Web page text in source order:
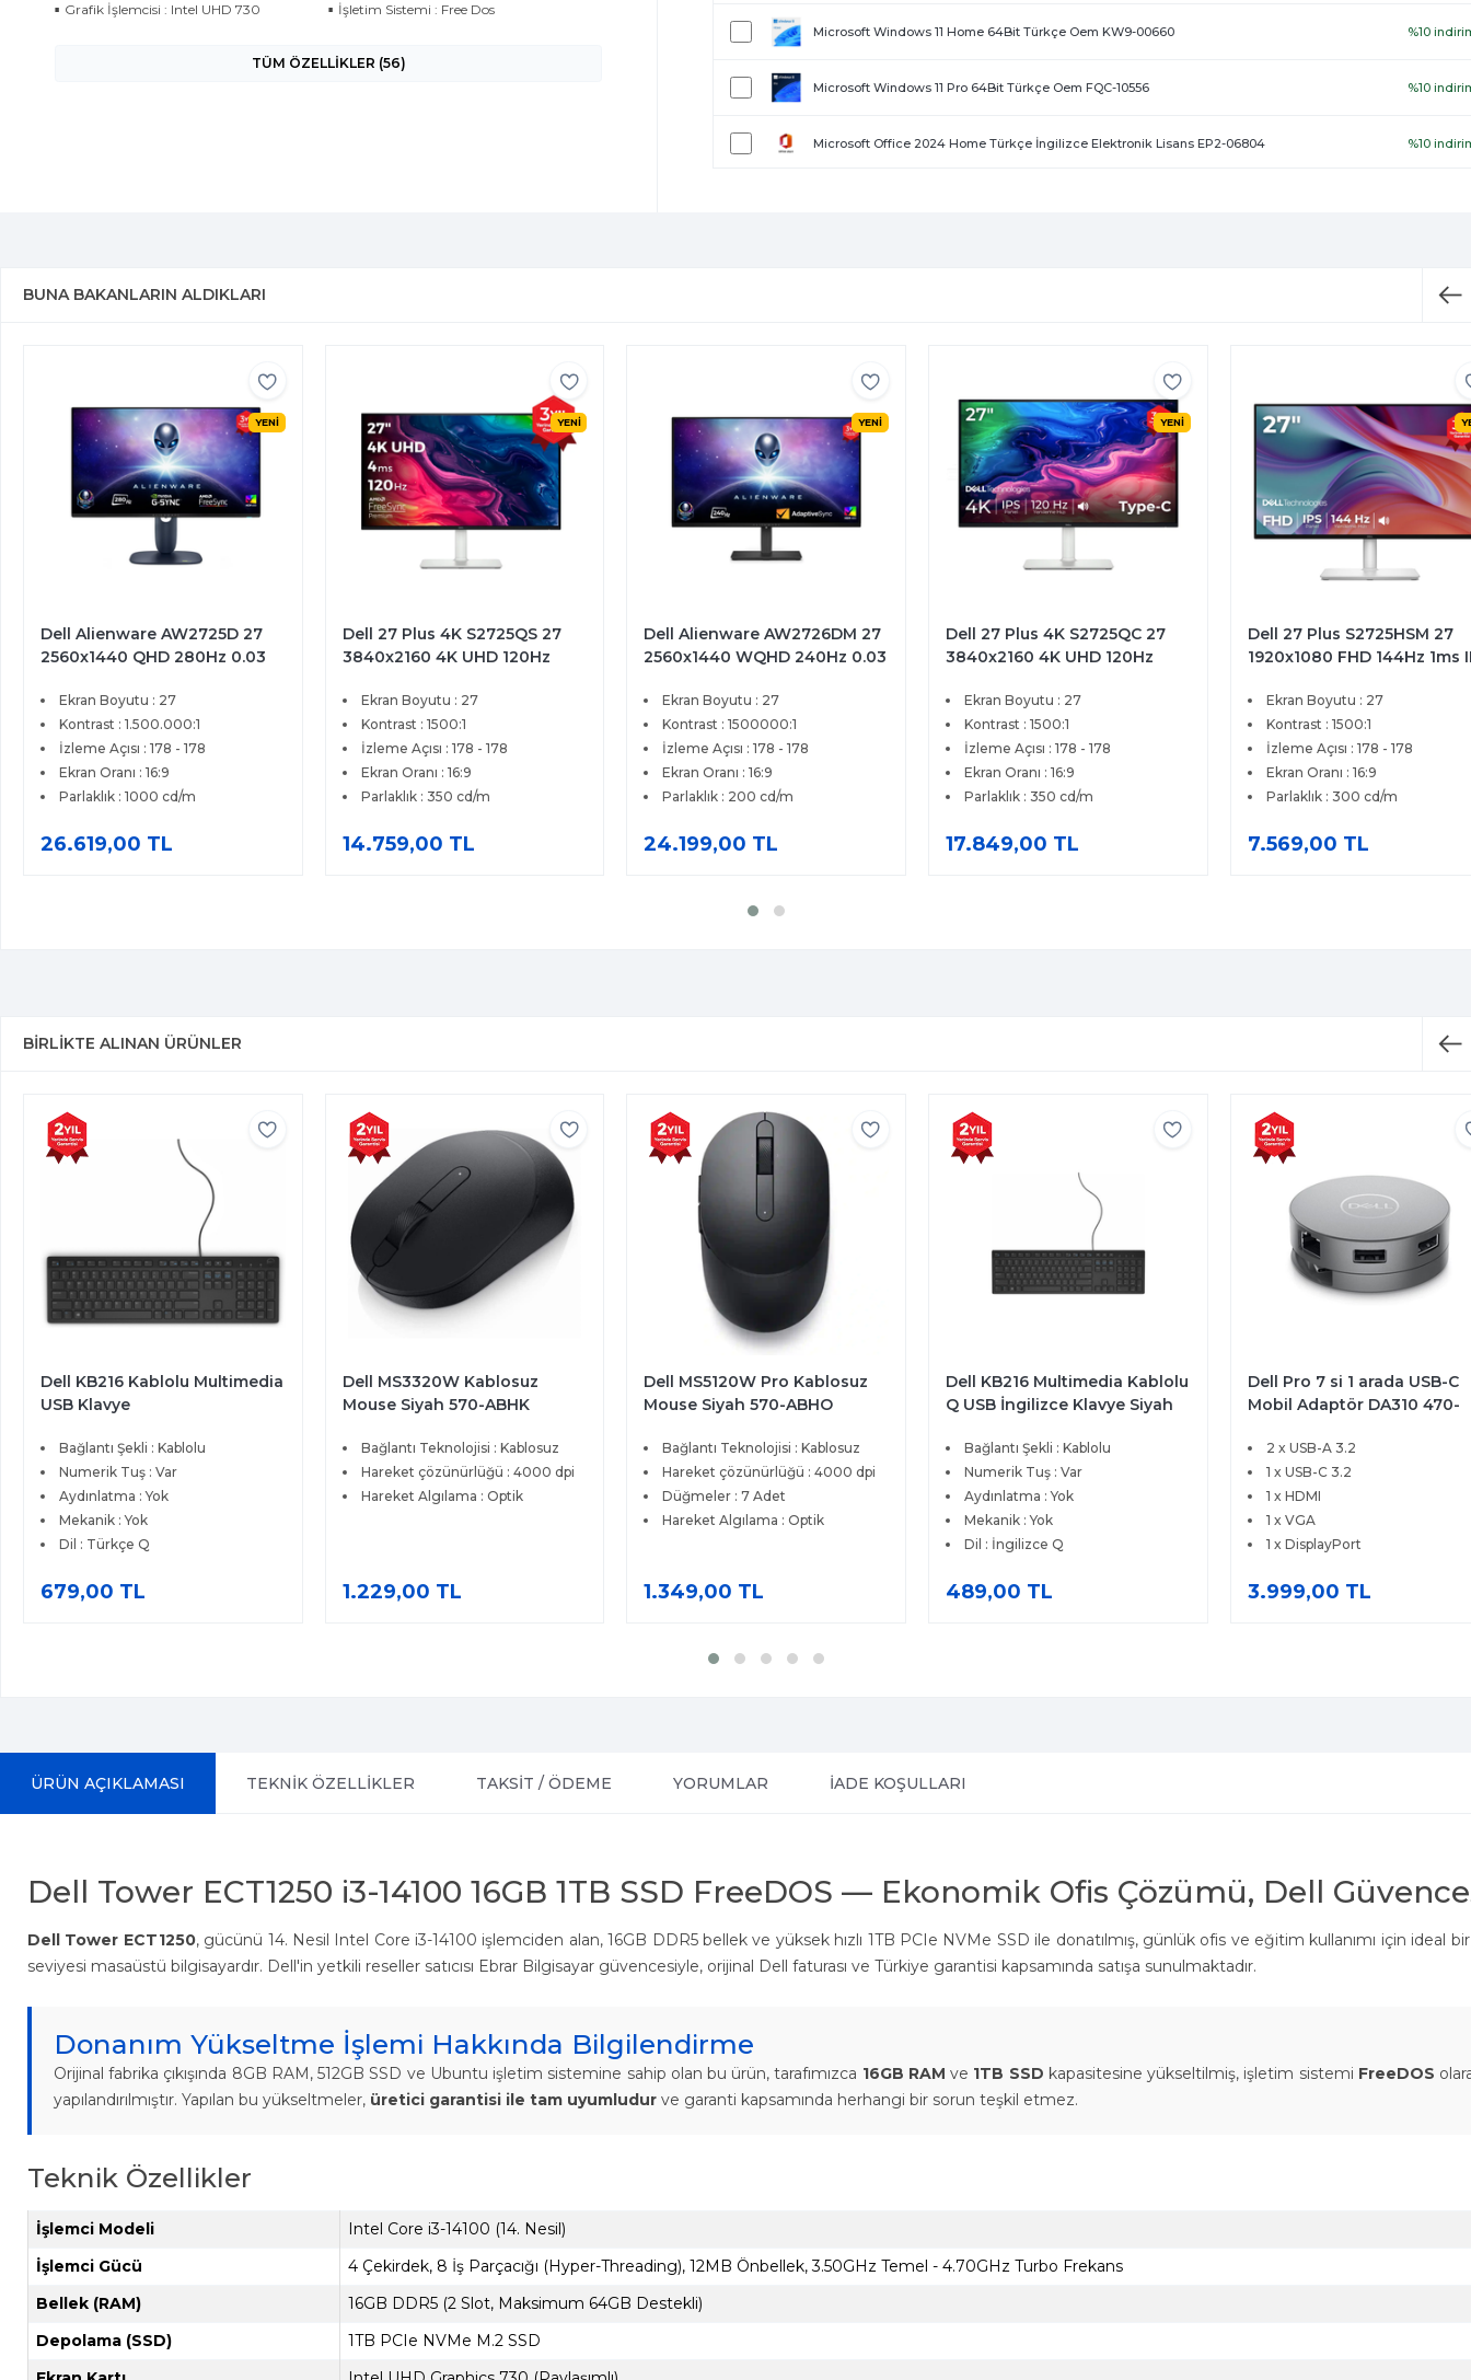
Grafik İşlemcisi : Intel UHD 730
İşletim Sistemi : Free Dos
TÜM ÖZELLİKLER (56)
Microsoft Windows 11 Home 64Bit Türkçe Oem KW9-00660 %10
Microsoft Windows 11 Pro 64Bit Türkçe Oem FQC-10556 %10
Microsoft Office 2024 Home Türkçe İngilizce Elektronik Lisans EP2-06804 %10
BUNA BAKANLARIN ALDIKLARI
YENİ
Dell Alienware AW2725D 27
2560x1440 QHD 280Hz 0.03
Black 400 QD-OLED Gaming
Monitör
Ekran Boyutu : 27
Kontrast : 1.500.000:1
İzleme Açısı : 178 - 178
Ekran Oranı : 16:9
Parlaklık : 1000 cd/m
26.619,00 TL
YENİ
Dell 27 Plus 4K S2725QS 27
3840x2160 4K UHD 120Hz
Premium IPS Monitör
Ekran Boyutu : 27
Kontrast : 1500:1
İzleme Açısı : 178 - 178
Ekran Oranı : 16:9
Parlaklık : 350 cd/m
14.759,00 TL
YENİ
Dell Alienware AW2726DM 27
2560x1440 WQHD 240Hz 0.03
QD-OLED Gaming Monitör
Ekran Boyutu : 27
Kontrast : 1500000:1
İzleme Açısı : 178 - 178
Ekran Oranı : 16:9
Parlaklık : 200 cd/m
24.199,00 TL
YENİ
Dell 27 Plus 4K S2725QC 27
3840x2160 4K UHD 120Hz
Premium IPS Monitör
Ekran Boyutu : 27
Kontrast : 1500:1
İzleme Açısı : 178 - 178
Ekran Oranı : 16:9
Parlaklık : 350 cd/m
17.849,00 TL
Dell 27 Plus S2725HSM 27
1920x1080 FHD 144Hz 1ms
Pivot Monitor
Ekran Boyutu : 27
Kontrast : 1500:1
İzleme Açısı : 178 - 178
Ekran Oranı : 16:9
Parlaklık : 300 cd/m
7.569,00 TL
BIRLIKTE ALINAN ÜRÜNLER
Dell KB216 Kablolu Multimedia
USB Klavye
Bağlantı Şekli : Kablolu
Numerik Tuş : Var
Aydınlatma : Yok
Mekanik : Yok
Dil : Türkçe Q
679,00 TL
Dell MS3320W Kablosuz
Mouse Siyah 570-ABHK
Bağlantı Teknolojisi : Kablosuz
Hareket çözünürlüğü : 4000 dpi
Hareket Algılama : Optik
1.229,00 TL
Dell MS5120W Pro Kablosuz
Mouse Siyah 570-ABHO
Bağlantı Teknolojisi : Kablosuz
Hareket çözünürlüğü : 4000 dpi
Düğmeler : 7 Adet
Hareket Algılama : Optik
1.349,00 TL
Dell KB216 Multimedia Kablolu
Q USB İngilizce Klavye Siyah
Bağlantı Şekli : Kablolu
Numerik Tuş : Var
Aydınlatma : Yok
Mekanik : Yok
Dil : İngilizce Q
489,00 TL
Dell Pro 7 si 1 arada USB-C
Mobil Adaptör DA310 470-
2 x USB-A 3.2
1 x USB-C 3.2
1 x HDMI
1 x VGA
1 x DisplayPort
3.999,00 TL
ÜRÜN AÇIKLAMASI TEKNİK ÖZELLİKLER TAKSİT / ÖDEME YORUMLAR İADE KOŞULLARI
Dell Tower ECT1250 i3-14100 16GB 1TB SSD FreeDOS — Ekonomik Ofis Çözümü, Dell
Dell Tower ECT1250, gücünü 14. Nesil Intel Core i3-14100 işlemciden alan, 16GB DDR5 bellek ve yüksek hızlı 1TB PCIe NVMe SSD ile donatılmış, günlük ofis ve eğitim kullanımı için ideal
seviyesi masaüstü bilgisayardır. Dell'in yetkili reseller satıcısı Ebrar Bilgisayar güvencesiyle, orijinal Dell faturası ve Türkiye garantisi kapsamında satışa sunulmaktadır.
Donanım Yükseltme İşlemi Hakkında Bilgilendirme
Orijinal fabrika çıkışında 8GB RAM, 512GB SSD ve Ubuntu işletim sistemine sahip olan bu ürün, tarafımızca 16GB RAM ve 1TB SSD kapasitesine yükseltilmiş, işletim sistemi FreeDOS
yapılandırılmıştır. Yapılan bu yükseltmeler, üretici garantisi ile tam uyumludur ve garanti kapsamında herhangi bir sorun teşkil etmez.
Teknik Özellikler
İşlemci Modeli
Intel Core i3-14100 (14. Nesil)
İşlemci Gücü
4 Çekirdek, 8 İş Parçacığı (Hyper-Threading), 12MB Önbellek, 3.50GHz Temel - 4.70GHz Turbo Frekans
Bellek (RAM)
16GB DDR5 (2 Slot, Maksimum 64GB Destekli)
Depolama (SSD)
1TB PCIe NVMe M.2 SSD